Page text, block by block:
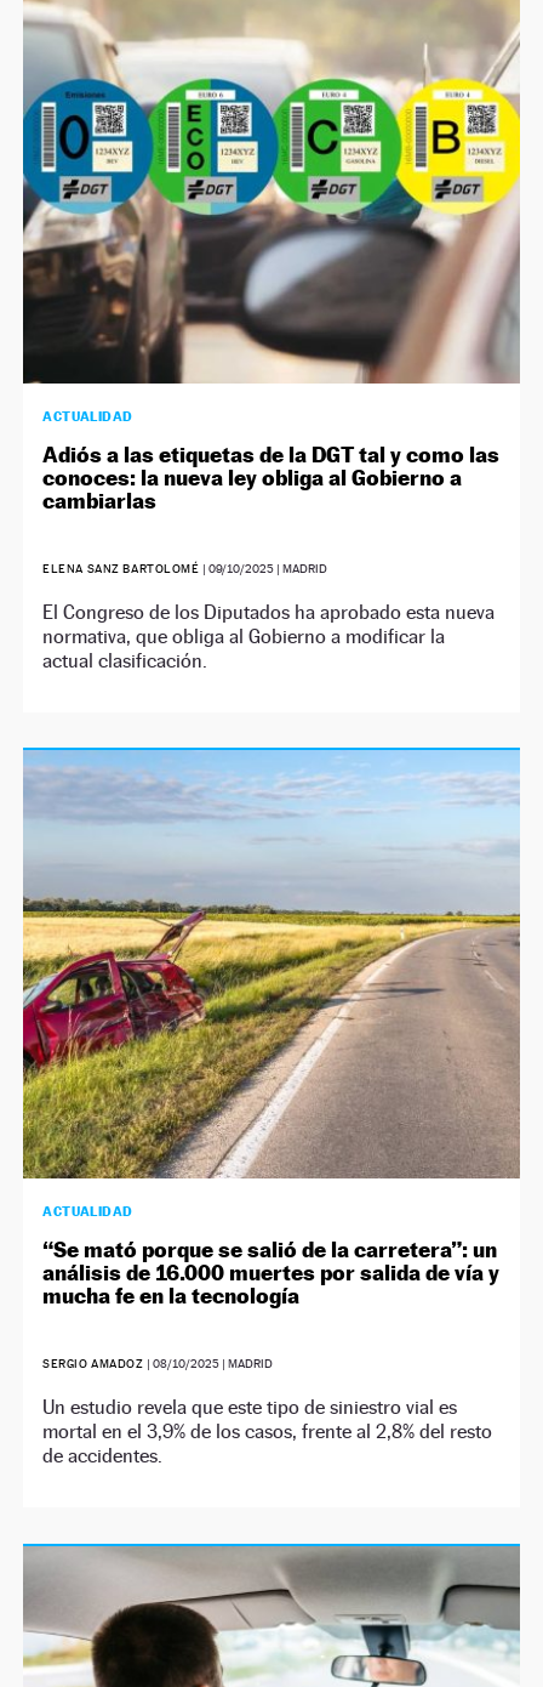
ACTUALIDAD
Adiós a las etiquetas de la DGT tal y como las
conoces: la nueva ley obliga al Gobierno a
cambiarlas
ELENA SANZ BARTOLOMÉ | 09/10/2025| MADRID
El Congreso de los Diputados ha aprobado esta nueva
normativa, que obliga al Gobierno a modificar la
actual clasificación.
ACTUALIDAD
“Se mató porque se salió de la carretera”: un
análisis de 16.000 muertes por salida de vía y
mucha fe en la tecnología
SERGIO AMADOZ | 08/10/2025| MADRID
Un estudio revela que este tipo de siniestro vial es
mortal en el 3,9% de los casos, frente al 2,8% del resto
de accidentes.